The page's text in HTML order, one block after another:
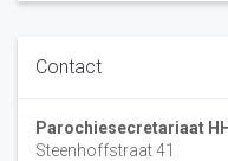
Contact
Parochiesecretariaat
Steenhoffstraat 41